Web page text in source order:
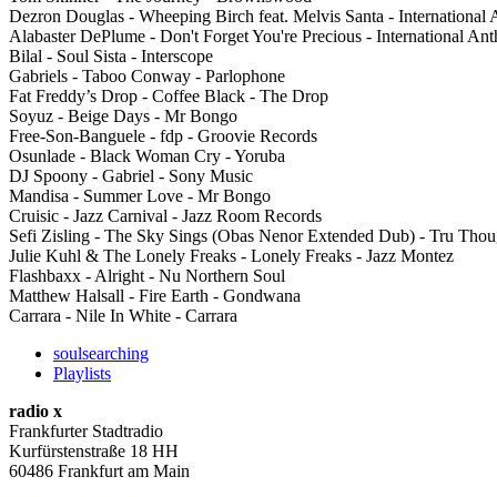
Dezron Douglas - Wheeping Birch feat. Melvis Santa - International
Alabaster DePlume - Don't Forget You're Precious - International
Bilal - Soul Sista - Interscope
Gabriels - Taboo Conway - Parlophone
Fat Freddy’s Drop - Coffee Black - The Drop
Soyuz - Beige Days - Mr Bongo
Free-Son-Banguele - fdp - Groovie Records
Osunlade - Black Woman Cry - Yoruba
DJ Spoony - Gabriel - Sony Music
Mandisa - Summer Love - Mr Bongo
Cruisic - Jazz Carnival - Jazz Room Records
Sefi Zisling - The Sky Sings (Obas Nenor Extended Dub) - Tru
Julie Kuhl & The Lonely Freaks - Lonely Freaks - Jazz Montez
Flashbaxx - Alright - Nu Northern Soul
Matthew Halsall - Fire Earth - Gondwana
Carrara - Nile In White - Carrara
soulsearching
Playlists
radio x
Frankfurter Stadtradio
Kurfürstenstraße 18 HH
60486 Frankfurt am Main